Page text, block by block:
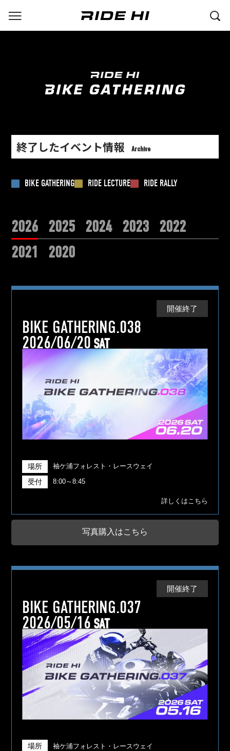
終了したイベント情報 Archive
BIKE GATHERING RIDE LECTURE RIDE RALLY
2026 2025 2024 2023 2022
2021
2020
開催終了
BIKE GATHERING.038
2026/06/20SAT
場所 袖ケ浦フォレスト・レースウェイ
受付 8:00～8:45
詳しくはこちら
写真購入はこちら
開催終了
BIKE GATHERING.037
2026/05/16 SAT
場所 袖ケ浦フォレスト・レースウェイ